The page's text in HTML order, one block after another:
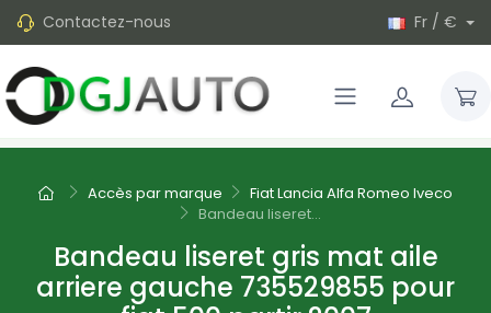
Contactez-nous Fr / €
Accès par marque
Fiat Lancia Alfa Romeo Iveco
Bandeau liseret...
Bandeau liseret gris mat aile
arriere gauche 735529855 pour